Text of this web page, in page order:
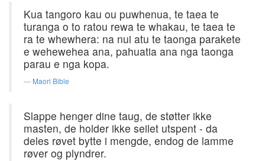
Kua tangoro kau ou puwhenua, te taea te
turanga o to ratou rewa te whakau, te taea te
ra te whewhera: na nui atu te taonga parakete
e wehewehea ana, pahuatia ana nga taonga
parau e nga kopa.
Maori Bible
Slappe henger dine taug, de støtter ikke
masten, de holder ikke seilet utspent - da
deles røvet bytte i mengde, endog de lamme
røver og plyndrer.